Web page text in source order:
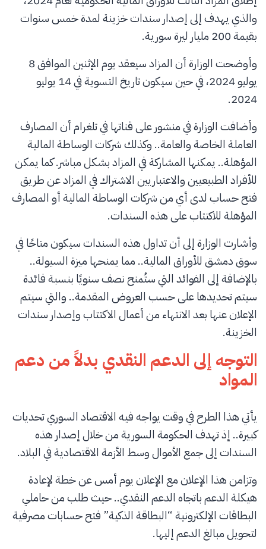
والذي يهدف إلى إصدار سندات خزينة لمدة خمس سنوات
بقيمة 200 مليار ليرة سورية.
وأوضحت الوزارة أن المزاد سيعقد يوم الإثنين الموافق 8
يوليو 2024، في حين سيكون تاريخ التسوية في 14 يوليو
2024.
وأضافت الوزارة في منشور على قناتها في تلغرام أن المصارف
العاملة الخاصة والعامة.. وكذلك شركات الوساطة المالية
المؤهلة.. يمكنها المشاركة في المزاد بشكل مباشر. كما يمكن
للأفراد الطبيعيين والاعتباريين الاشتراك في المزاد عن طريق
فتح حساب لدى أي من شركات الوساطة المالية أو المصارف
المؤهلة للاكتتاب على هذه السندات.
وأشارت الوزارة إلى أن تداول هذه السندات سيكون متاحًا في
سوق دمشق للأوراق المالية.. مما يمنحها ميزة السيولة..
بالإضافة إلى الفوائد التي ستُمنح نصف سنويًا بنسبة فائدة
سيتم تحديدها على حسب العروض المقدمة.. والتي سيتم
الإعلان عنها بعد الانتهاء من أعمال الاكتتاب وإصدار سندات
الخزينة.
التوجه إلى الدعم النقدي بدلاً من دعم
المواد
يأتي هذا الطرح في وقت يواجه فيه الاقتصاد السوري تحديات
كبيرة.. إذ تهدف الحكومة السورية من خلال إصدار هذه
السندات إلى جمع الأموال وسط الأزمة الاقتصادية في البلاد.
وتزامن هذا الإعلان مع الإعلان يوم أمس عن خطة لإعادة
هيكلة الدعم باتجاه الدعم النقدي.. حيث طلب من حاملي
البطاقات الإلكترونية “البطاقة الذكية” فتح حسابات مصرفية
لتحويل مبالغ الدعم إليها.